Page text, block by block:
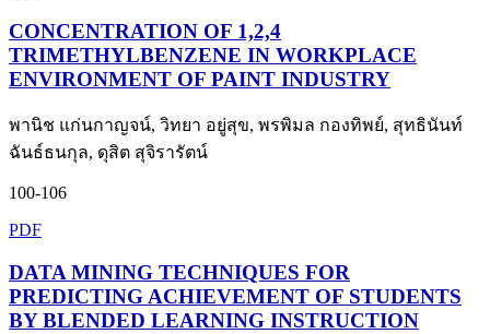
CONCENTRATION OF 1,2,4
TRIMETHYLBENZENE IN WORKPLACE
ENVIRONMENT OF PAINT INDUSTRY
พานิช แก่นกาญจน์, วิทยา อยู่สุข, พรพิมล กองทิพย์, สุทธินันท์
ฉันธ์ธนกุล, ดุสิต สุจิรารัตน์
100-106
PDF
DATA MINING TECHNIQUES FOR
PREDICTING ACHIEVEMENT OF STUDENTS
BY BLENDED LEARNING INSTRUCTION